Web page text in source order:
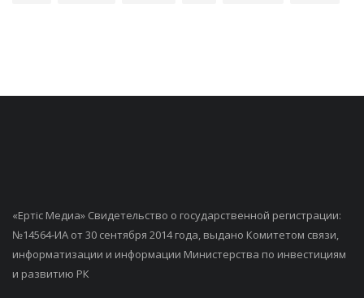
«Ертiс Медиа» Свидетельство о государственной регистрации:
№14564-ИА от 30 сентября 2014 года, выдано Комитетом связи,
информатизации и информации Министерства по инвестициям
и развитию РК